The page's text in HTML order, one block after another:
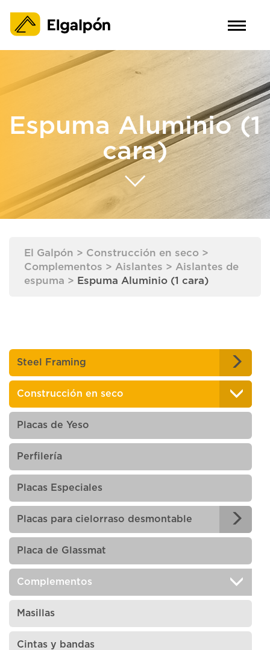
Espuma Aluminio (1
cara)
El Galpón > Construcción en seco >
Complementos > Aislantes > Aislantes de
espuma > Espuma Aluminio (1 cara)
Steel Framing
Construcción en seco
Placas de Yeso
Perfilería
Placas Especiales
Placas para cielorraso desmontable
Placa de Glassmat
Complementos
Masillas
Cintas y bandas